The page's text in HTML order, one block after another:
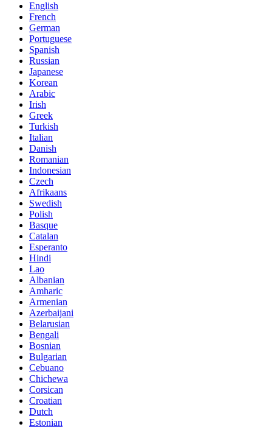
English
French
German
Portuguese
Spanish
Russian
Japanese
Korean
Arabic
Irish
Greek
Turkish
Italian
Danish
Romanian
Indonesian
Czech
Afrikaans
Swedish
Polish
Basque
Catalan
Esperanto
Hindi
Lao
Albanian
Amharic
Armenian
Azerbaijani
Belarusian
Bengali
Bosnian
Bulgarian
Cebuano
Chichewa
Corsican
Croatian
Dutch
Estonian